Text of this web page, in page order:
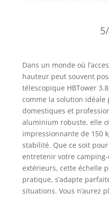
Dans un monde où
hauteur peut souvent
télescopique HBTower
comme la solution idéale
domestiques et
aluminium robuste, elle
impressionnante de 150
stabilité. Que ce soit
entretenir votre
extérieurs, cette échelle
pratique, s’adapte
situations. Vous n’aurez